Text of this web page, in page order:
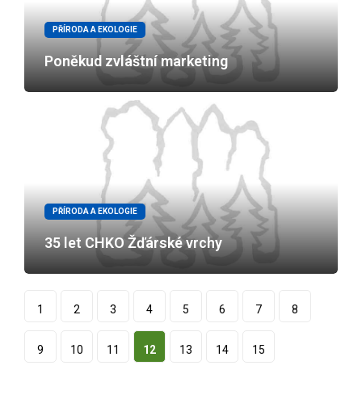
PŘÍRODA A EKOLOGIE
Poněkud zvláštní marketing
PŘÍRODA A EKOLOGIE
35 let CHKO Žďárské vrchy
1 2 3 4 5 6 7 8
9 10 11 12 13 14 15